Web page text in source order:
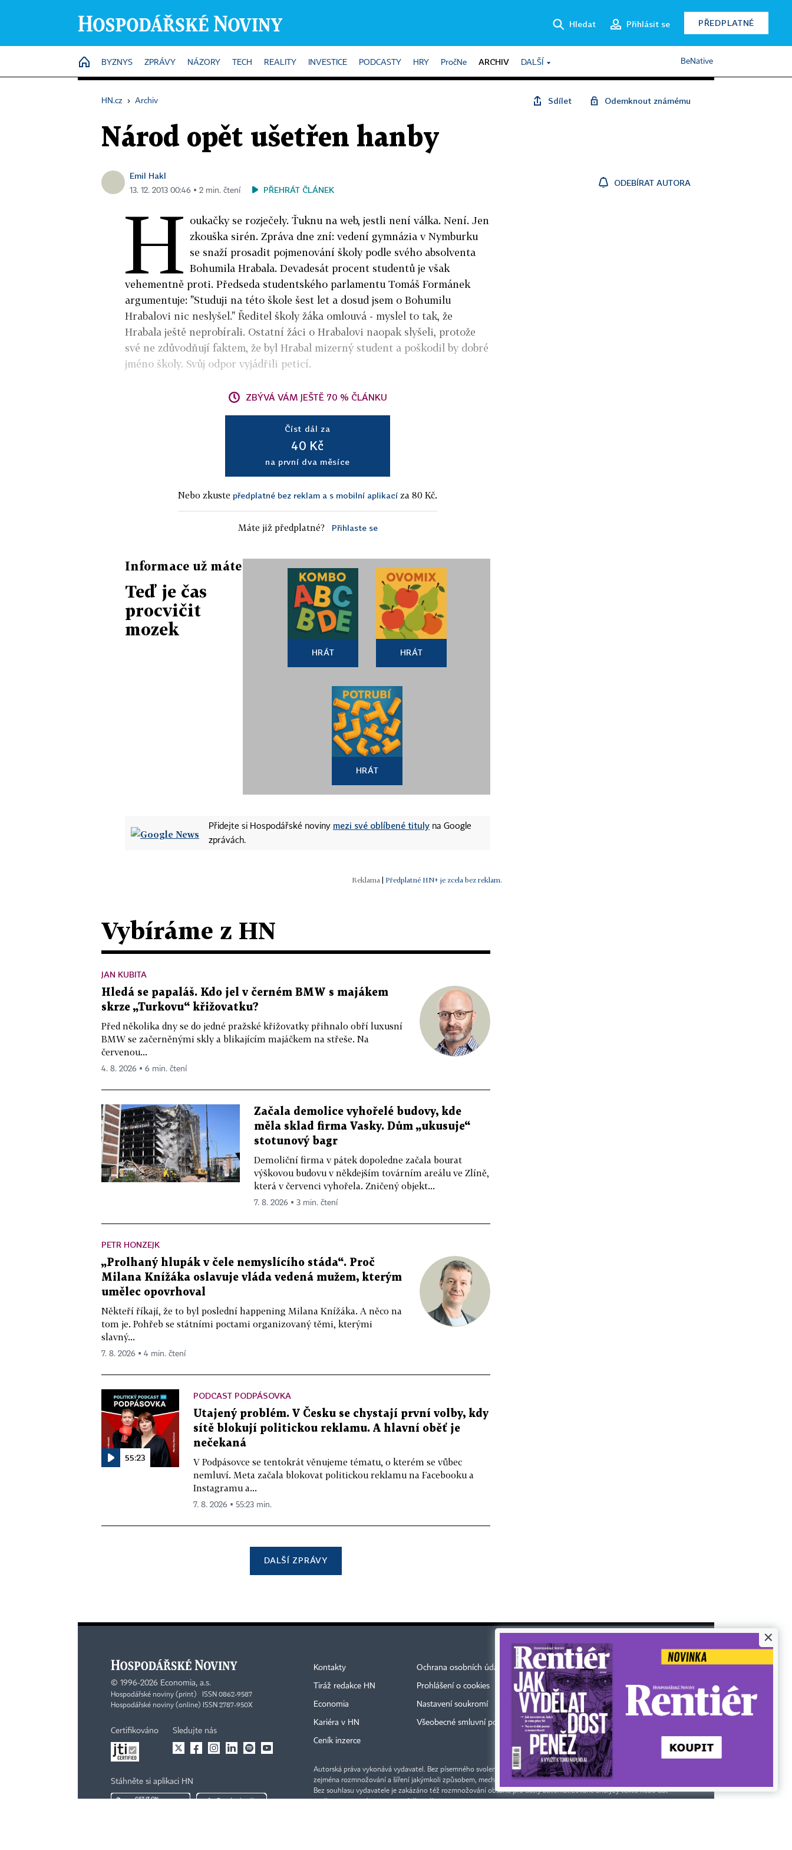
Hledat Přihlásit se PŘEDPLATNÉ
HOME
BYZNYS ZPRÁVY NÁZORY TECH REALITY INVESTICE PODCASTY HRY PročNe ARCHIV DALŠÍ BeNative
HN.cz › Archiv Sdílet Odemknout známému
Národ opět ušetřen hanby
Emil Hakl
13. 12. 2013 00:46 ▪ 2 min. čtení PŘEHRÁT ČLÁNEK
ODEBÍRAT AUTORA
H oukačky se rozječely. Ťuknu na web, jestli není válka. Není. Jen
zkouška sirén. Zpráva dne zní: vedení gymnázia v Nymburku
se snaží prosadit pojmenování školy podle svého absolventa
Bohumila Hrabala. Devadesát procent studentů je však
vehementně proti. Předseda studentského parlamentu Tomáš Formánek
argumentuje: "Studuji na této škole šest let a dosud jsem o Bohumilu
Hrabalovi nic neslyšel." Ředitel školy žáka omlouvá - myslel to tak, že
Hrabala ještě neprobírali. Ostatní žáci o Hrabalovi naopak slyšeli, protože
své ne zdůvodňují faktem, že byl Hrabal mizerný student a poškodil by dobré
jméno školy. Svůj odpor vyjádřili peticí.
ZBÝVÁ VÁM JEŠTĚ 70 % ČLÁNKU
Číst dál za
40 Kč
na první dva měsíce
Nebo zkuste předplatné bez reklam a s mobilní aplikací za 80 Kč.
Máte již předplatné? Přihlaste se
Informace už máte
Teď je čas
procvičit
mozek
HRÁT HRÁT
HRÁT
Přidejte si Hospodářské noviny mezi své oblíbené tituly na Google
zprávách.
Předplatné HN+ je zcela bez reklam.
Vybíráme z HN
JAN KUBITA
Hledá se papaláš. Kdo jel v černém BMW s majákem
skrze „Turkovu“ křižovatku?
Před několika dny se do jedné pražské křižovatky přihnalo obří luxusní
BMW se začerněnými skly a blikajícím majáčkem na střeše. Na
červenou...
4. 8. 2026 ▪ 6 min. čtení
Začala demolice vyhořelé budovy, kde
měla sklad firma Vasky. Dům „ukusuje“
stotunový bagr
Demoliční firma v pátek dopoledne začala bourat
výškovou budovu v někdejším továrním areálu ve Zlíně,
která v červenci vyhořela. Zničený objekt...
7. 8. 2026 ▪ 3 min. čtení
PETR HONZEJK
„Prolhaný hlupák v čele nemyslícího stáda“. Proč
Milana Knížáka oslavuje vláda vedená mužem, kterým
umělec opovrhoval
Někteří říkají, že to byl poslední happening Milana Knížáka. A něco na
tom je. Pohřeb se státními poctami organizovaný těmi, kterými
slavný...
7. 8. 2026 ▪ 4 min. čtení
55:23
PODCAST PODPÁSOVKA
Utajený problém. V Česku se chystají první volby, kdy
sítě blokují politickou reklamu. A hlavní oběť je
nečekaná
V Podpásovce se tentokrát věnujeme tématu, o kterém se vůbec
nemluví. Meta začala blokovat politickou reklamu na Facebooku a
Instagramu a...
7. 8. 2026 ▪ 55:23 min.
DALŠÍ ZPRÁVY
© 1996-2026 Economia, a.s.
Hospodářské noviny (print) ISSN 0862-9587
Hospodářské noviny (online) ISSN 2787-950X
Certifikováno Sledujte nás
Stáhněte si aplikaci HN
Kontakty
Tiráž redakce HN
Economia
Kariéra v HN
Ceník inzerce
Ochrana osobních údajů
Prohlášení o cookies
Nastavení soukromí
Všeobecné smluvní podmínky
Koupit / darovat předplatné
Eventy
Newslettery
RSS kanály
Autorská práva vykonává vydavatel. Bez písemného svolení vydavatele je zakázáno jakékoli užití částí nebo celku díla,
zejména rozmnožování a šíření jakýmkoli způsobem, mechanickým nebo elektronickým, v českém nebo jiném jazyce.
Bez souhlasu vydavatele je zakázáno též rozmnožování obsahu pro účely automatizované analýzy textů nebo dat
×